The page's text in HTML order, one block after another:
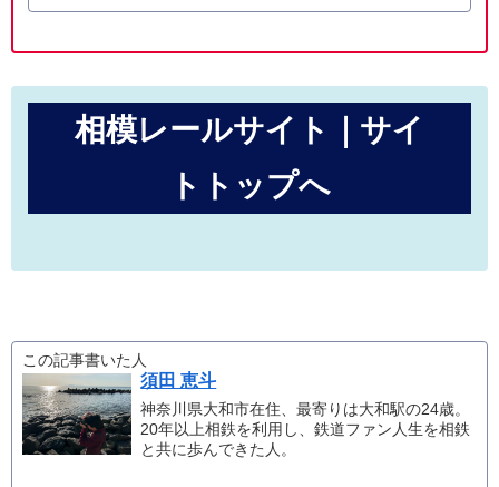
相模レールサイト｜サイ
トトップへ
この記事書いた人
須田 恵斗
神奈川県大和市在住、最寄りは大和駅の24歳。
20年以上相鉄を利用し、鉄道ファン人生を相鉄
と共に歩んできた人。